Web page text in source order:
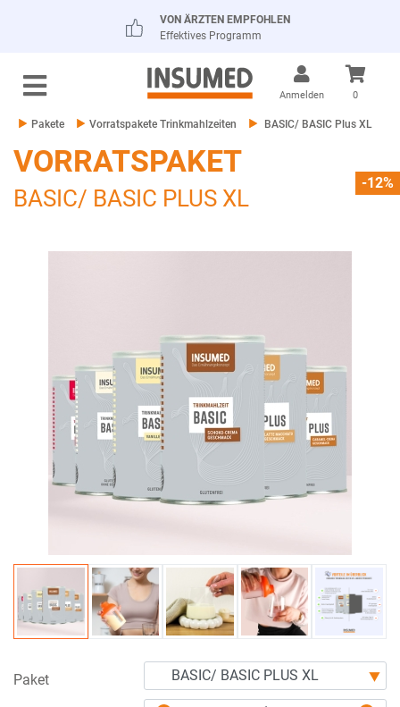
Anmelden 0
VON ÄRZTEN EMPFOHLEN
Effektives Programm
Pakete Vorratspakete Trinkmahlzeiten BASIC/ BASIC Plus XL
VORRATSPAKET
BASIC/ BASIC PLUS XL
-12%
Paket